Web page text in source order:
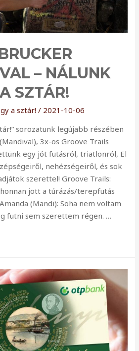
– NÁLUNK
SZTÁR!
a sztár! / 2021-10-06
sorozatunk legújabb részében
3x-os Groove Trails
egy jót futásról, triatlonról, El
nehézségeiről, és sok
szerettel! Groove Trails:
jött a túrázás/terepfutás
(Mandi): Soha nem voltam
futni sem szerettem régen. …